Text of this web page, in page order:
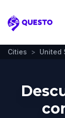
Questo
Cities > United